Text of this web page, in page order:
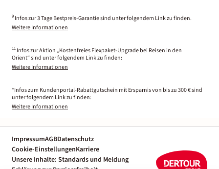
9 Infos zur 3 Tage Bestpreis-Garantie sind unter folgendem Link zu finden.
Weitere Informationen
11 Infos zur Aktion „Kostenfreies Flexpaket-Upgrade bei Reisen in den
Orient“ sind unter folgendem Link zu finden:
Weitere Informationen
*Infos zum Kundenportal-Rabattgutschein mit Ersparnis von bis zu 300 € sind
unter folgendem Link zu finden:
Weitere Informationen
ImpressumAGBDatenschutz
Cookie-EinstellungenKarriere
Unsere Inhalte: Standards und Meldung